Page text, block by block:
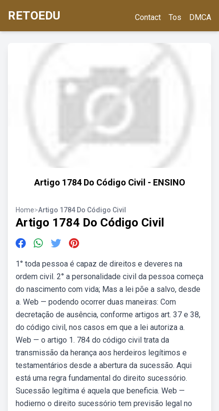
RETOEDU Contact Tos DMCA
Artigo 1784 Do Código Civil - ENSINO
Home>Artigo 1784 Do Código Civil
Artigo 1784 Do Código Civil
1° toda pessoa é capaz de direitos e deveres na
ordem civil. 2° a personalidade civil da pessoa começa
do nascimento com vida; Mas a lei põe a salvo, desde
a. Web — podendo ocorrer duas maneiras: Com
decretação de ausência, conforme artigos art. 37 e 38,
do código civil, nos casos em que a lei autoriza a.
Web — o artigo 1. 784 do código civil trata da
transmissão da herança aos herdeiros legítimos e
testamentários desde a abertura da sucessão. Aqui
está uma regra fundamental do direito sucessório.
Sucessão legítima é aquela que beneficia. Web —
hodierno o direito sucessório tem previsão legal no